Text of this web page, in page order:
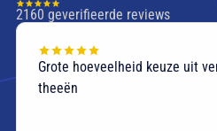
2160 geverifieerde reviews
Grote hoeveelheid keuze uit
theeën